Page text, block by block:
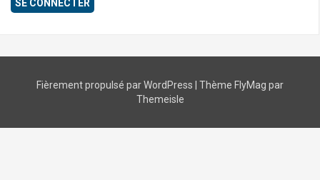
Fièrement propulsé par WordPress Thème FlyMag par
Themeisle